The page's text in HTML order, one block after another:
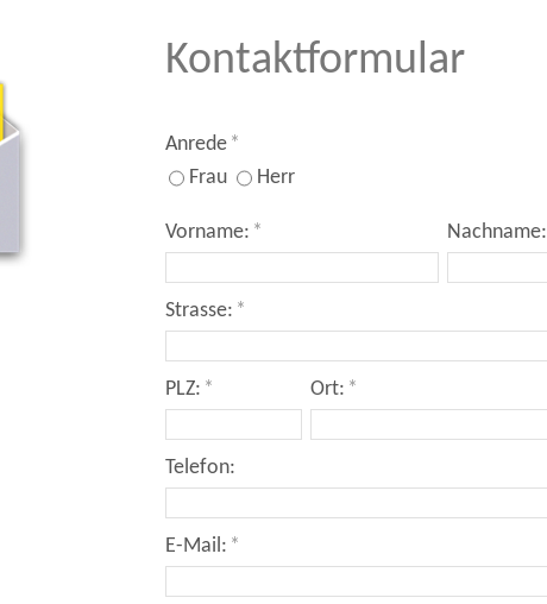
Kontaktformular
Anrede *
Frau
Herr
Vorname: * Nachname:
Strasse: *
PLZ: * Ort: *
Telefon:
E-Mail: *